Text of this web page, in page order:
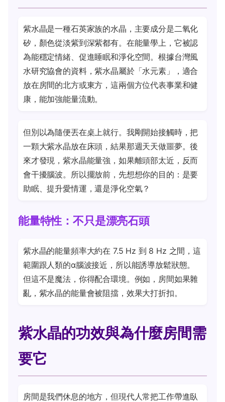
紫水晶是一種石英家族的水晶，主要成分是二氧化
矽，顏色從淡紫到深紫都有。在能量學上，它被認
為能穩定情緒、促進睡眠和淨化空間。根據台灣風
水研究協會的資料，紫水晶屬於「水元素」，適合
放在房間的北方或東方，這兩個方位代表事業和健
康，能加強能量流動。
但別以為隨便丟在桌上就行。我剛開始接觸時，把
一顆大紫水晶放在床頭，結果那週天天做噩夢。後
來才發現，紫水晶能量強，如果離頭部太近，反而
會干擾腦波。所以擺放前，先想想你的目的：是要
助眠、提升愛情運，還是淨化空氣？
能量特性：不只是漂亮石頭
紫水晶的能量頻率大約在 7.5 Hz 到 8 Hz 之間，這
範圍跟人類的α腦波接近，所以能誘導放鬆狀態。
但這不是魔法，你得配合環境。例如，房間如果雜
亂，紫水晶的能量會被阻擋，效果大打折扣。
紫水晶的功效與為什麼房間需
要它
房間是我們休息的地方，但現代人常把工作帶進臥